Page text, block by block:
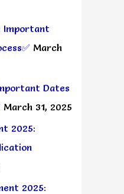
Important
March
Dates
March 31, 2025
2025:
2025: